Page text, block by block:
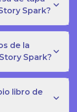
Spark?
de la
Spark?
libro de